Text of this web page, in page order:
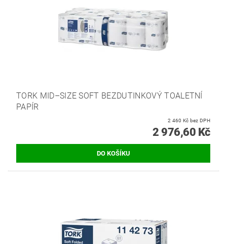
TORK MID–SIZE SOFT BEZDUTINKOVÝ TOALETNÍ
PAPÍR
2 460 Kč bez DPH
2 976,60 Kč